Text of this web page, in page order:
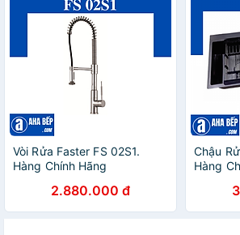
Vòi Rửa Faster FS 02S1.
Hàng Chính Hãng
2.880.000 đ
Chậu
Hàng